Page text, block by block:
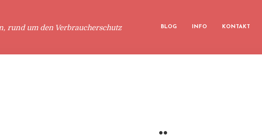
rund um den Verbraucherschutz BLOG INFO KONTAKT